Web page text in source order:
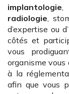
implantologie
radiologie ,
d’expertise ou
côtés et
vous
organisme
à la
afin que vous